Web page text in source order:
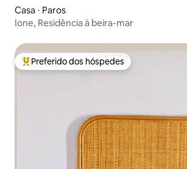
Casa ⋅ Paros
Ione, Residência à beira-mar
Entre os melhores preferidos dos hóspedes
Preferido dos hóspedes